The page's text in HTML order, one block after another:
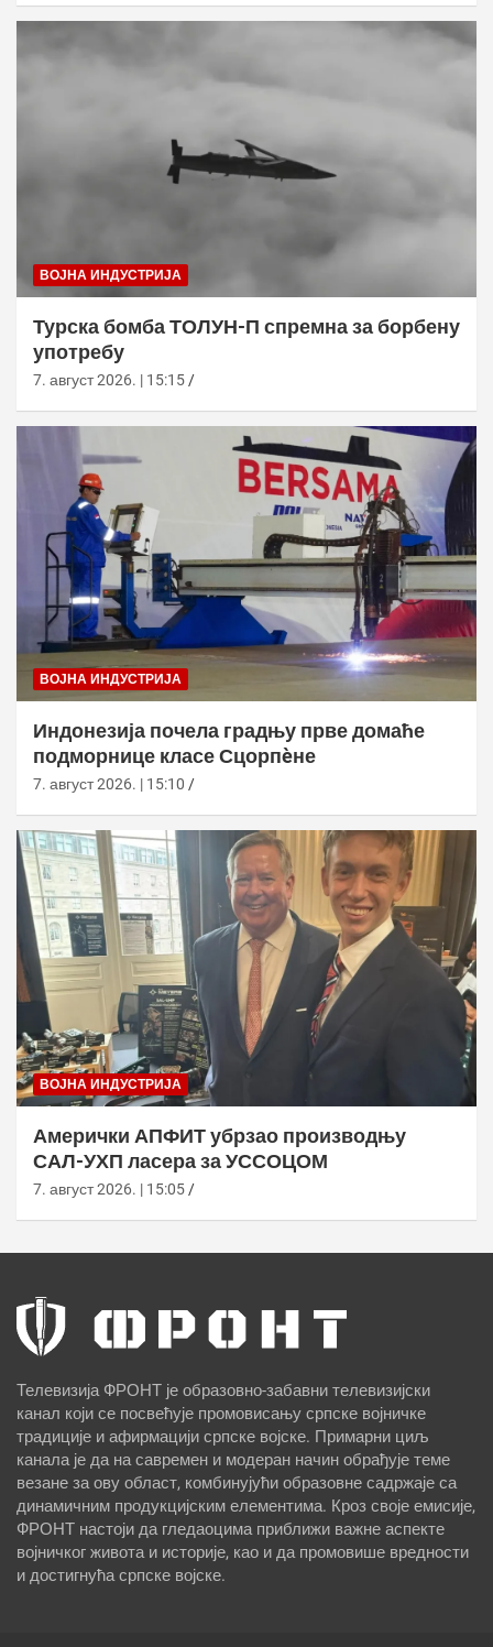
ВОЈНА ИНДУСТРИЈА
Турска бомба ТОЛУН-П спремна за борбену
употребу
7. август 2026. | 15:15
ВОЈНА ИНДУСТРИЈА
Индонезија почела градњу прве домаће
подморнице класе Сцорпèне
7. август 2026. | 15:10
ВОЈНА ИНДУСТРИЈА
Амерички АПФИТ убрзао производњу
САЛ-УХП ласера за УССОЦОМ
7. август 2026. | 15:05
Телевизија ФРОНТ је образовно-забавни телевизијски
канал који се посвећује промовисању српске војничке
традиције и афирмацији српске војске. Примарни циљ
канала је да на савремен и модеран начин обрађује теме
везане за ову област, комбинујући образовне садржаје са
динамичним продукцијским елементима. Кроз своје емисије,
ФРОНТ настоји да гледаоцима приближи важне аспекте
војничког живота и историје, као и да промовише вредности
и достигнућа српске војске.